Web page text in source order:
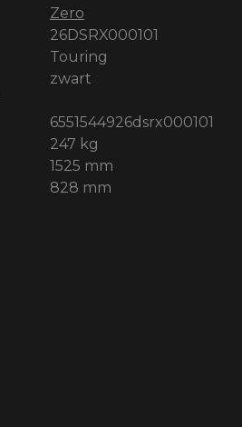
Zero
26DSRX000101
Touring
zwart
6551544926dsrx000101
247 kg
1525 mm
828 mm